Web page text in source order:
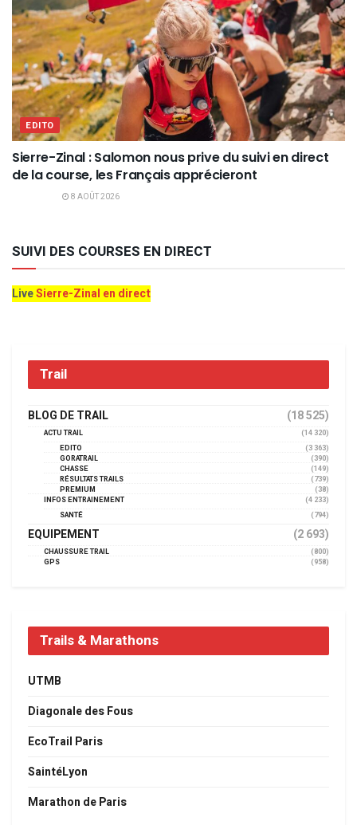
EDITO
Sierre-Zinal : Salomon nous prive du suivi en direct
de la course, les Français apprécieront
8 AOÛT 2026
SUIVI DES COURSES EN DIRECT
LiveSierre-Zinal en direct
Trail
BLOG DE TRAIL (18 525)
ACTU TRAIL
(14 320)
EDITO
(3 363)
GORATRAIL
(390)
CHASSE
(149)
RÉSULTATS TRAILS
(739)
PREMIUM
(38)
INFOS ENTRAINEMENT
(4 233)
SANTÉ
(794)
EQUIPEMENT (2 693)
CHAUSSURE TRAIL
(800)
GPS
(958)
Trails & Marathons
UTMB
Diagonale des Fous
EcoTrail Paris
SaintéLyon
Marathon de Paris